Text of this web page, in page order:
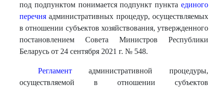
под подпунктом понимается подпункт пункта единого
перечня административных процедур, осуществляемых
в отношении субъектов хозяйствования, утвержденного
постановлением Совета Министров Республики
Беларусь от 24 сентября 2021 г. № 548.
Регламентадминистративной процедуры,
осуществляемой в отношении субъектов